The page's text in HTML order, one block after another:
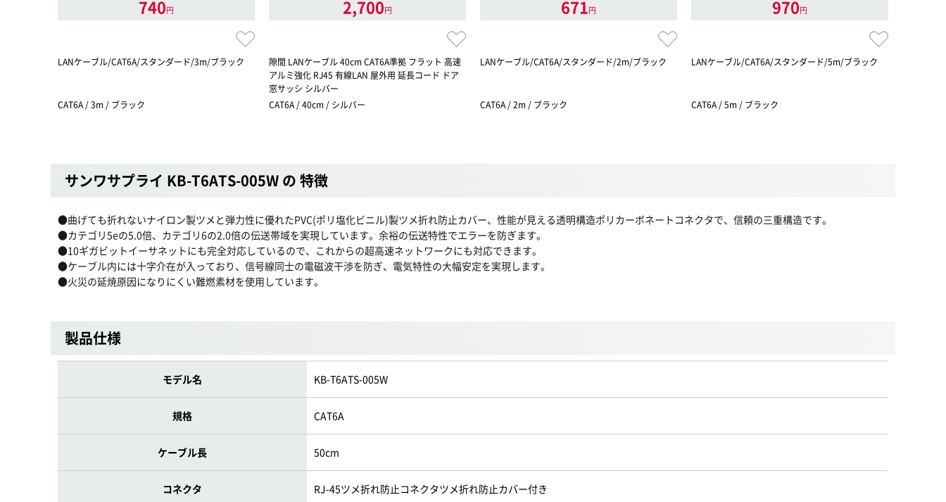
740円
LANケーブル/CAT6A/スタンダード/3m/ブラック
CAT6A / 3m / ブラック
2,700円
隙間 LANケーブル 40cm CAT6A準拠 フラット 高速
アルミ強化 RJ45 有線LAN 屋外用 延長コード ドア
窓サッシ シルバー
CAT6A / 40cm / シルバー
671円
LANケーブル/CAT6A/スタンダード/2m/ブラック
CAT6A / 2m / ブラック
970円
LANケーブル/CAT6A/スタンダード/5m/ブラック
CAT6A / 5m / ブラック
サンワサプライ KB-T6ATS-005W の 特徴
●曲げても折れないナイロン製ツメと弾力性に優れたPVC(ポリ塩化ビニル)製ツメ折れ防止カバー、性能が見える透明構造ポリカーボネートコネクタで、信頼の三重構造です。
●カテゴリ5eの5.0倍、カテゴリ6の2.0倍の伝送帯域を実現しています。余裕の伝送特性でエラーを防ぎます。
●10ギガビットイーサネットにも完全対応しているので、これからの超高速ネットワークにも対応できます。
●ケーブル内には十字介在が入っており、信号線同士の電磁波干渉を防ぎ、電気特性の大幅安定を実現します。
●火災の延焼原因になりにくい難燃素材を使用しています。
製品仕様
モデル名 KB-T6ATS-005W
規格 CAT6A
ケーブル長 50cm
コネクタ RJ-45ツメ折れ防止コネクタツメ折れ防止カバー付き